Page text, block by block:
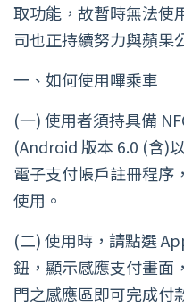
取功能，故暫時無法使
司也正持續努力與蘋果
一、如何使用嗶乘車
(一) 使用者須持具備
(Android 版本 6.0 (含)
電子支付帳戶註冊程序
使用。
(二) 使用時，請點選
鈕，顯示感應支付畫面
門之感應區即可完成付